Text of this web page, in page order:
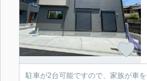
駐車が2台可能ですので、家族が車